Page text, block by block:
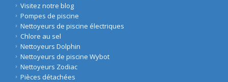
Visitez notre blog
Pompes de piscine
Nettoyeurs de piscine électriques
Chlore au sel
Nettoyeurs Dolphin
Nettoyeurs de piscine Wybot
Nettoyeurs Zodiac
Pièces détachées